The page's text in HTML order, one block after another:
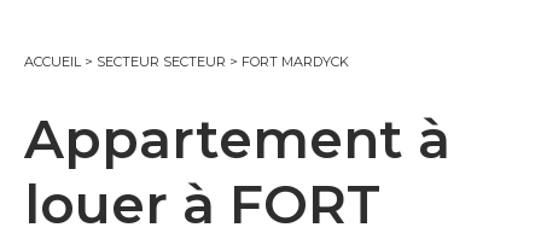
ACCUEIL> SECTEUR SECTEUR > FORT MARDYCK
Appartement à
louer à FORT